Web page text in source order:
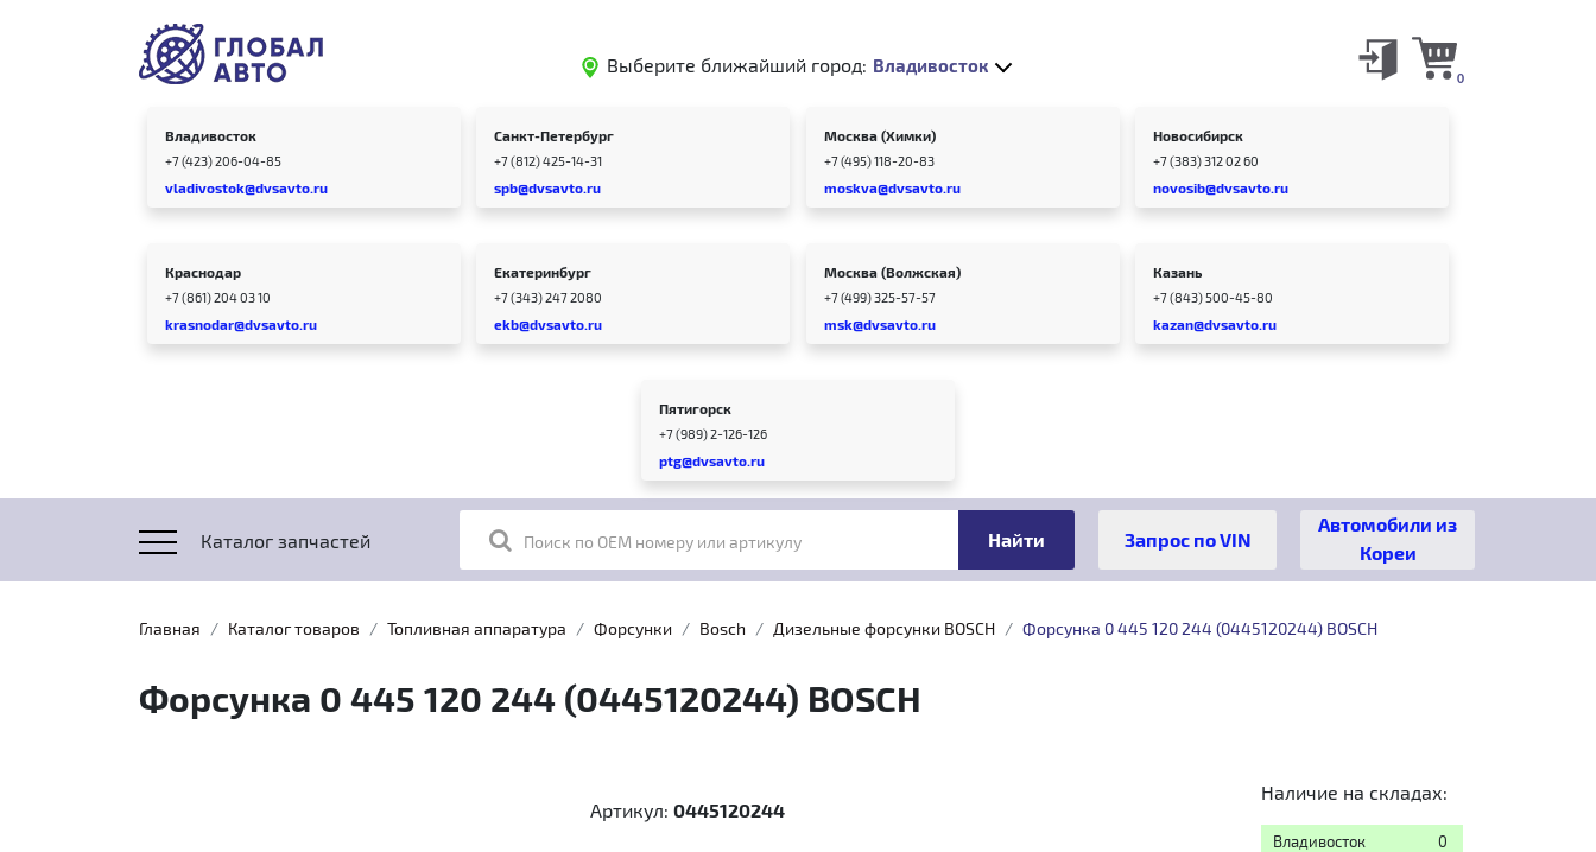
Выберите ближайший город: Владивосток
0
Владивосток
+7 (423) 206-04-85
vladivostok@dvsavto.ru
Санкт-Петербург
+7 (812) 425-14-31
spb@dvsavto.ru
Москва (Химки)
+7 (495) 118-20-83
moskva@dvsavto.ru
Новосибирск
+7 (383) 312 02 60
novosib@dvsavto.ru
Краснодар
+7 (861) 204 03 10
krasnodar@dvsavto.ru
Екатеринбург
+7 (343) 247 2080
ekb@dvsavto.ru
Москва (Волжская)
+7 (499) 325-57-57
msk@dvsavto.ru
Казань
+7 (843) 500-45-80
kazan@dvsavto.ru
Пятигорск
+7 (989) 2-126-126
ptg@dvsavto.ru
Каталог запчастей Поиск по OEM номеру или артикулу
Автомобили из
Кореи
Главная Каталог товаров Топливная аппаратура Форсунки Bosch Дизельные форсунки BOSCH Форсунка 0 445 120 244 (0445120244) BOSCH
Форсунка 0 445 120 244 (0445120244) BOSCH
Артикул: 0445120244
Наличие на складах:
Владивосток
0